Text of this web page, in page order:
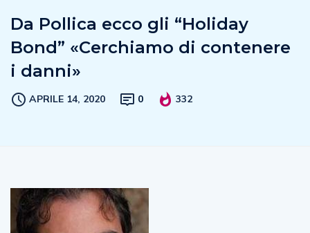
Da Pollica ecco gli “Holiday
Bond” «Cerchiamo di contenere
i danni»
APRILE 14, 2020 0 332